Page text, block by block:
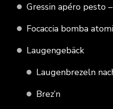
Gressin apéro pesto
Focaccia bomba
Laugengebäck
Laugenbrezeln
Brez’n